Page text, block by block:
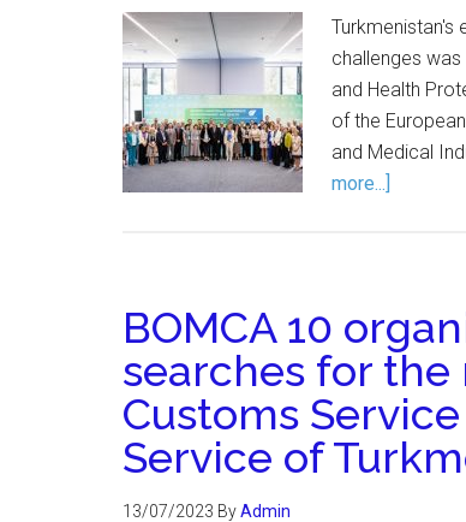
Turkmenistan's
challenges
and Health
of the
and Medical
more...]
BOMCA 10
searches for
Customs
Service of
13/07/2023 ByAdmin